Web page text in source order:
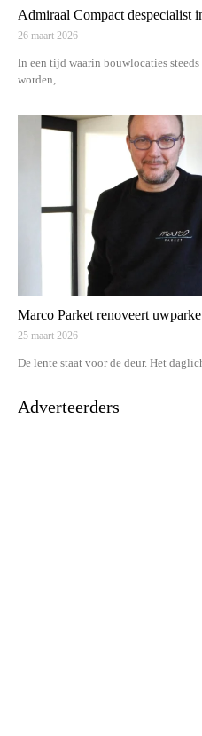
Admiraal Compact despecialist
26 maart 2026
In een tijd waarin bouwlocaties
worden,
Marco Parket renoveert
25 maart 2026
De lente staat voor de deur. Het
Adverteerders